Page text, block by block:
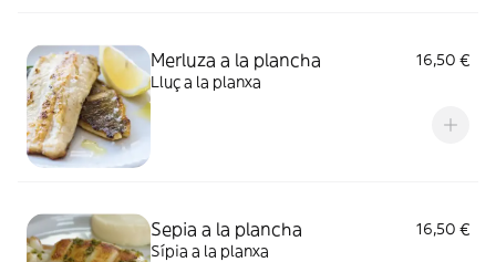
Merluza a la plancha
16,50 €
Lluç a la planxa
Sepia a la plancha
16,50 €
Sípia a la planxa